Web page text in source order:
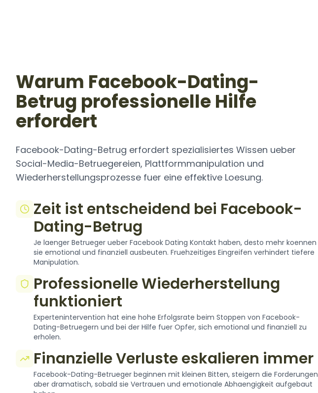
Warum Facebook-Dating-
Betrug professionelle Hilfe
erfordert
Facebook-Dating-Betrug erfordert spezialisiertes Wissen ueber
Social-Media-Betruegereien, Plattformmanipulation und
Wiederherstellungsprozesse fuer eine effektive Loesung.
Zeit ist entscheidend bei Facebook-
Dating-Betrug
Je laenger Betrueger ueber Facebook Dating Kontakt haben, desto mehr koennen
sie emotional und finanziell ausbeuten. Fruehzeitiges Eingreifen verhindert tiefere
Manipulation.
Professionelle Wiederherstellung
funktioniert
Expertenintervention hat eine hohe Erfolgsrate beim Stoppen von Facebook-
Dating-Betruegern und bei der Hilfe fuer Opfer, sich emotional und finanziell zu
erholen.
Finanzielle Verluste eskalieren immer
Facebook-Dating-Betrueger beginnen mit kleinen Bitten, steigern die Forderungen
aber dramatisch, sobald sie Vertrauen und emotionale Abhaengigkeit aufgebaut